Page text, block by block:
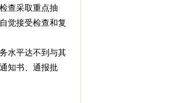
查采取重点抽
觉接受检查和复
水平达不到与其
知书、通报批